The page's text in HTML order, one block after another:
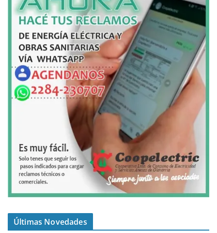
Últimas Novedades